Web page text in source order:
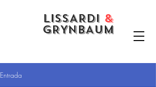
LISSARDI &
GRYNBAUM
Entrada